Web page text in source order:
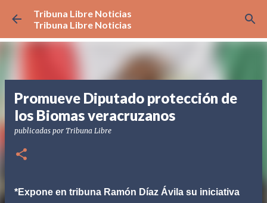
Ir al contenido principal
Tribuna Libre Noticias
Tribuna Libre Noticias
Promueve Diputado protección de
los Biomas veracruzanos
publicadas por Tribuna Libre
*Expone en tribuna Ramón Díaz Ávila su iniciativa